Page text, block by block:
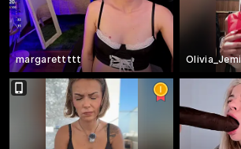
margarettttt